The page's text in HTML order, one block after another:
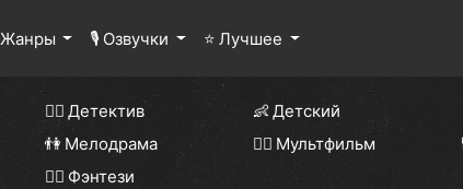
Жанры 🎙 Озвучки ⭐ Лучшее
🕵️‍♂️ Детектив 👶 Детский
👫 Мелодрама 🧚‍♀️ Мультфильм
🧝‍♂️ Фэнтези